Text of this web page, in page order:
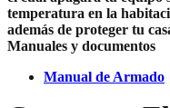
temperatura en la
además de proteger tu
Manuales y documentos
Manual de Armado